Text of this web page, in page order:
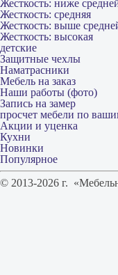
Жесткость: ниже
Жесткость: средняя
Жесткость: выше
Жесткость: высокая
детские
Защитные чехлы
Наматрасники
Мебель на заказ
Наши работы (фото)
Запись на замер
просчет мебели по
Акции и уценка
Кухни
Новинки
Популярное
© 2013-2026 г.